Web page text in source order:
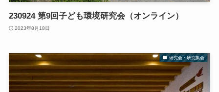
230924 第9回子ども環境研究会（オンライン）
2023年8月18日
研究会・研究集会